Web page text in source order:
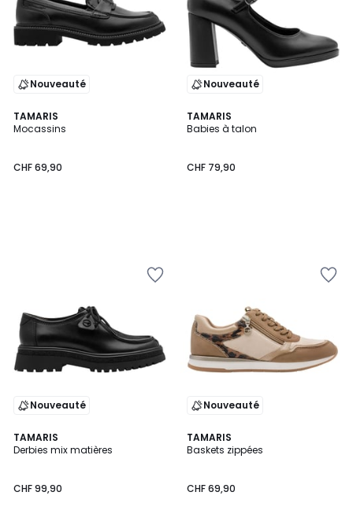
Nouveauté
TAMARIS
Mocassins
CHF 69,90
Nouveauté
TAMARIS
Babies à talon
CHF 79,90
Nouveauté
TAMARIS
Derbies mix matières
CHF 99,90
Nouveauté
TAMARIS
Baskets zippées
CHF 69,90